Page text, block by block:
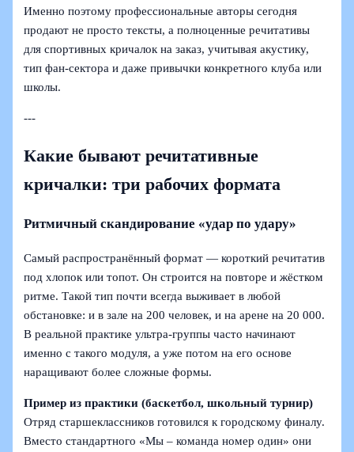
Именно поэтому профессиональные авторы сегодня
продают не просто тексты, а полноценные речитативы
для спортивных кричалок на заказ, учитывая акустику,
тип фан-сектора и даже привычки конкретного клуба или
школы.
---
Какие бывают речитативные
кричалки: три рабочих формата
Ритмичный скандирование «удар по удару»
Самый распространённый формат — короткий речитатив
под хлопок или топот. Он строится на повторе и жёстком
ритме. Такой тип почти всегда выживает в любой
обстановке: и в зале на 200 человек, и на арене на 20 000.
В реальной практике ультра-группы часто начинают
именно с такого модуля, а уже потом на его основе
наращивают более сложные формы.
Пример из практики (баскетбол, школьный турнир)
Отряд старшеклассников готовился к городскому финалу.
Вместо стандартного «Мы – команда номер один» они